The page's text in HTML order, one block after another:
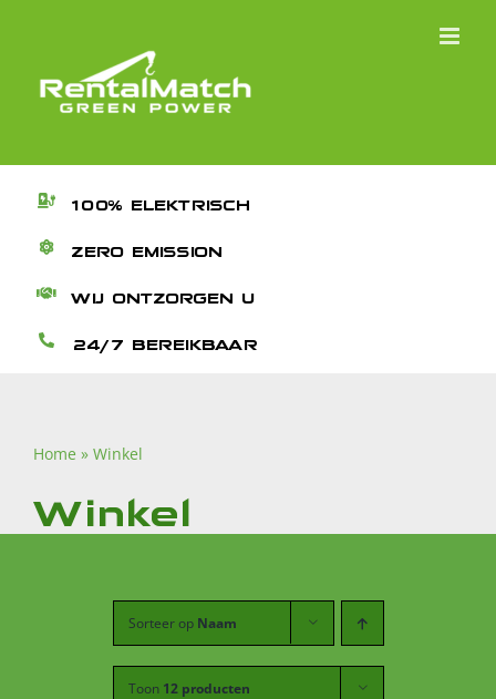
inhoud
100% ELEKTRISCH
ZERO EMISSION
WIJ ONTZORGEN U
24/7 BEREIKBAAR
Home » Winkel
Winkel
Sorteer op Naam
Toon 12 producten